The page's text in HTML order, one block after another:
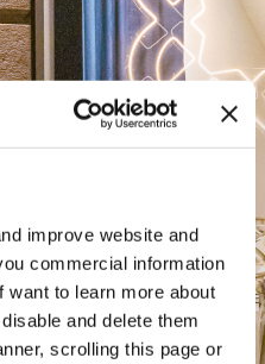
improve website and
commercial information
want to learn more about
and delete them
scrolling this page or